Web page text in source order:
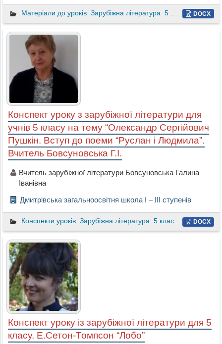
Матеріали до уроків Зарубіжна література 5 клас DOCX
Конспект уроку з зарубіжної літератури для
учнів 5 класу на тему “Олександр Сергійович
Пушкін. Вступ до поеми “Руслан і Людмила”.
Вчитель Бовсуновська Г.І.
Вчитель зарубіжної літератури Бовсуновська Галина
Іванівна
Дмитрівська загальноосвітня школа І – ІІІ ступенів
Конспекти уроків Зарубіжна література 5 клас DOCX
Конспект уроку із зарубіжної літератури для 5
класу. Е.Сетон-Томпсон “Лобо”